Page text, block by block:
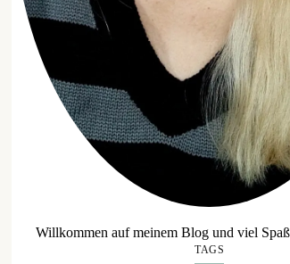
Willkommen auf meinem Blog und viel
TAGS